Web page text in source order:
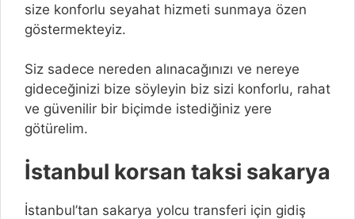
size konforlu seyahat hizmeti sunmaya özen
göstermekteyiz.
Siz sadece nereden alınacağınızı ve nereye
gideceğinizi bize söyleyin biz sizi konforlu, rahat
ve güvenilir bir biçimde istediğiniz yere
götürelim.
İstanbul korsan taksi sakarya
İstanbul’tan sakarya yolcu transferi için gidiş